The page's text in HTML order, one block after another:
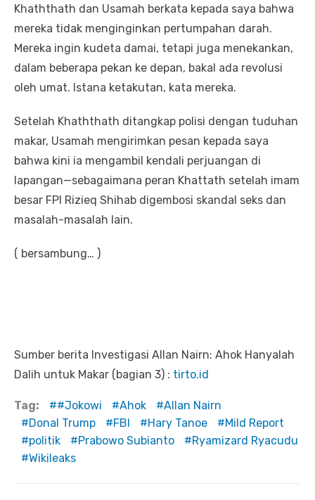
Khaththath dan Usamah berkata kepada saya bahwa
mereka tidak menginginkan pertumpahan darah.
Mereka ingin kudeta damai, tetapi juga menekankan,
dalam beberapa pekan ke depan, bakal ada revolusi
oleh umat. Istana ketakutan, kata mereka.
Setelah Khaththath ditangkap polisi dengan tuduhan
makar, Usamah mengirimkan pesan kepada saya
bahwa kini ia mengambil kendali perjuangan di
lapangan—sebagaimana peran Khattath setelah imam
besar FPI Rizieq Shihab digembosi skandal seks dan
masalah-masalah lain.
( bersambung… )
Sumber berita Investigasi Allan Nairn: Ahok Hanyalah
Dalih untuk Makar (bagian 3) : tirto.id
Tag: #Jokowi Ahok
Allan Nairn
Donal Trump
FBI Hary Tanoe
Mild Report
politik
Prabowo Subianto
Ryamizard Ryacudu
Wikileaks